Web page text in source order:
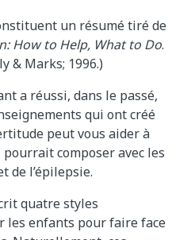
un résumé tiré de
How to Help, What to Do.
& Marks; 1996.)
a réussi, dans le passé,
qui ont créé
peut vous aider à
composer avec les
de l’épilepsie.
quatre styles
les enfants pour faire face